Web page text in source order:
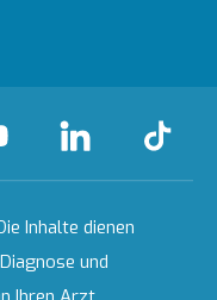
Inhalte dienen
und